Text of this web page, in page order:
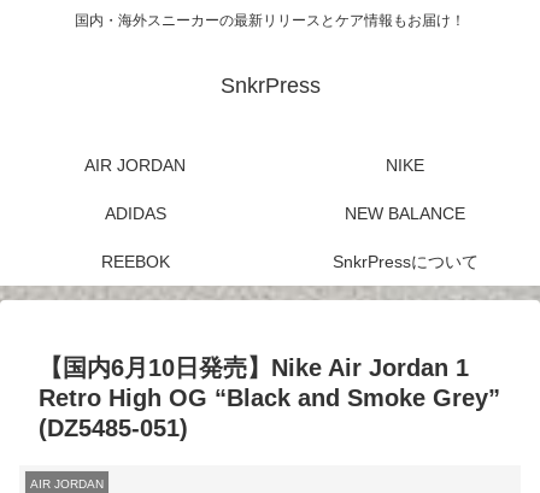
国内・海外スニーカーの最新リリースとケア情報もお届け！
SnkrPress
AIR JORDAN NIKE
ADIDAS NEW BALANCE
REEBOK SnkrPressについて
【国内6月10日発売】Nike Air Jordan 1
Retro High OG “Black and Smoke Grey”
(DZ5485-051)
AIR JORDAN